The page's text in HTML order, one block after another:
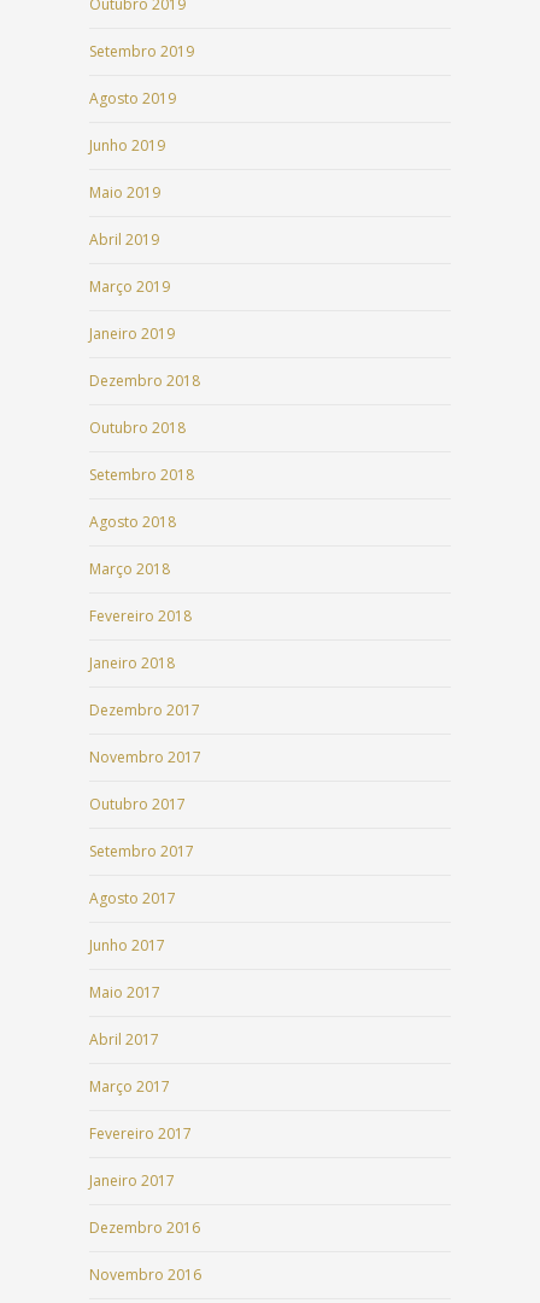
Outubro 2019
Setembro 2019
Agosto 2019
Junho 2019
Maio 2019
Abril 2019
Março 2019
Janeiro 2019
Dezembro 2018
Outubro 2018
Setembro 2018
Agosto 2018
Março 2018
Fevereiro 2018
Janeiro 2018
Dezembro 2017
Novembro 2017
Outubro 2017
Setembro 2017
Agosto 2017
Junho 2017
Maio 2017
Abril 2017
Março 2017
Fevereiro 2017
Janeiro 2017
Dezembro 2016
Novembro 2016